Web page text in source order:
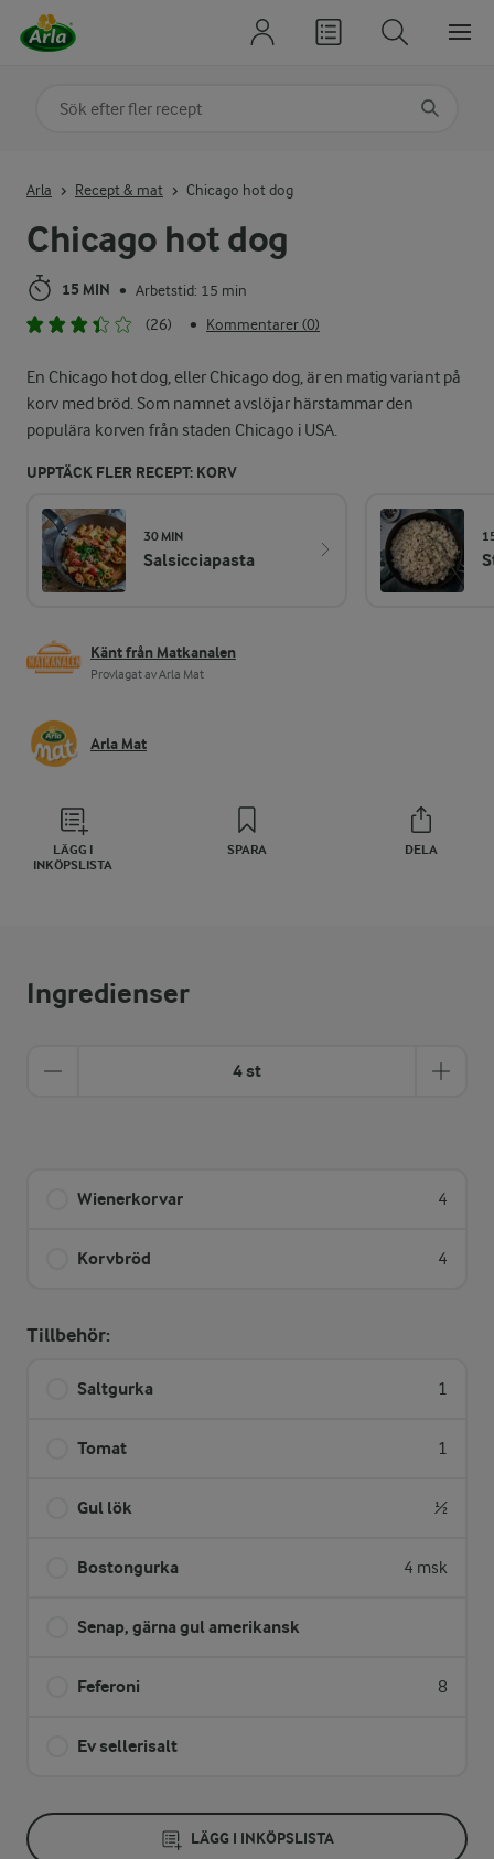
Chicago hot dog
15 MIN • Arbetstid: 15 min
(26)
• Kommentarer (0)
En Chicago hot dog, eller Chicago dog, är en matig variant på
korv med bröd. Som namnet avslöjar härstammar den
populära korven från staden Chicago i USA.
UPPTÄCK FLER RECEPT: KORV
30 MIN
Salsicciapasta
Känt från Matkanalen
Provlagat av Arla Mat
Arla Mat
LÄGG I
INKÖPSLISTA
SPARA DELA
Arla Recept & mat Chicago hot dog
Ingredienser
4 st
Wienerkorvar 4
Korvbröd 4
Tillbehör:
Saltgurka 1
Tomat 1
Gul lök ½
Bostongurka 4 msk
Senap, gärna gul amerikansk
Feferoni 8
Ev sellerisalt
LÄGG I INKÖPSLISTA
Sök på kategori eller ingrediens